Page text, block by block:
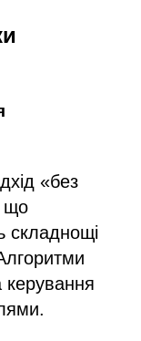
«без
що
складнощі
керування